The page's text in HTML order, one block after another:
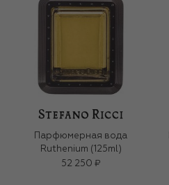
Парфюмерная вода
Ruthenium (125ml)
52 250 ₽